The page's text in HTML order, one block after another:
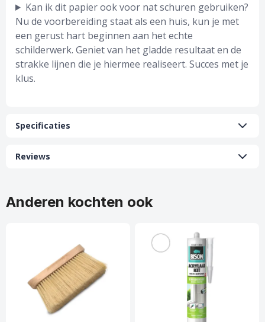
Kan ik dit papier ook voor nat schuren gebruiken?
Nu de voorbereiding staat als een huis, kun je met
een gerust hart beginnen aan het echte
schilderwerk. Geniet van het gladde resultaat en de
strakke lijnen die je hiermee realiseert. Succes met je
klus.
Specificaties
Reviews
Anderen kochten ook